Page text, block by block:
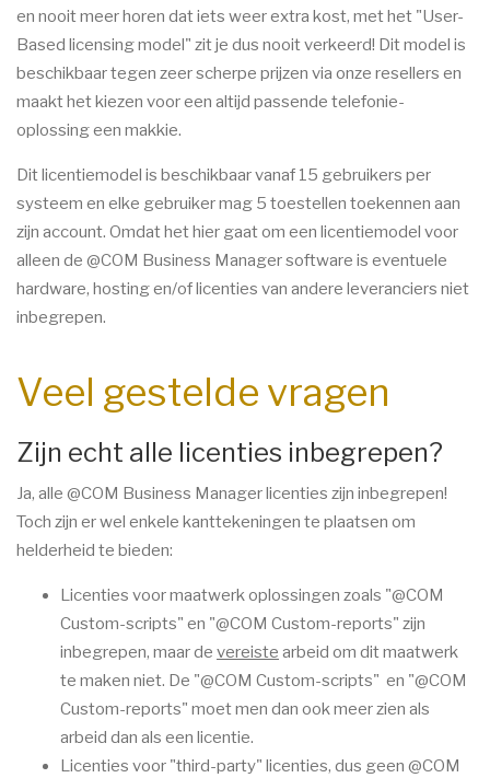
en nooit meer horen dat iets weer extra kost, met het "User-
Based licensing model" zit je dus nooit verkeerd! Dit model is
beschikbaar tegen zeer scherpe prijzen via onze resellers en
maakt het kiezen voor een altijd passende telefonie-
oplossing een makkie.
Dit licentiemodel is beschikbaar vanaf 15 gebruikers per
systeem en elke gebruiker mag 5 toestellen toekennen aan
zijn account. Omdat het hier gaat om een licentiemodel voor
alleen de @COM Business Manager software is eventuele
hardware, hosting en/of licenties van andere leveranciers niet
inbegrepen.
Veel gestelde vragen
Zijn echt alle licenties inbegrepen?
Ja, alle @COM Business Manager licenties zijn inbegrepen!
Toch zijn er wel enkele kanttekeningen te plaatsen om
helderheid te bieden:
Licenties voor maatwerk oplossingen zoals "@COM
Custom-scripts" en "@COM Custom-reports" zijn
inbegrepen, maar de vereiste arbeid om dit maatwerk
te maken niet. De "@COM Custom-scripts" en "@COM
Custom-reports" moet men dan ook meer zien als
arbeid dan als een licentie.
Licenties voor "third-party" licenties, dus geen @COM